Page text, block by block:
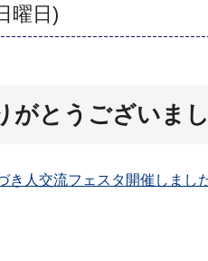
曜日)
とうございまし
き人交流フェスタ開催しまし